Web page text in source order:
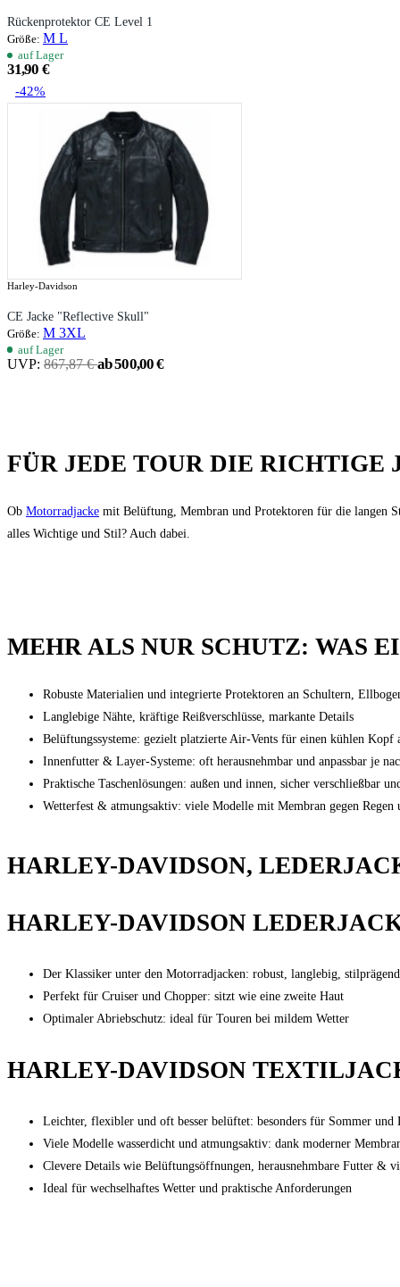
Rückenprotektor CE Level 1
Größe: M L
auf Lager
31,90 €
-42%
Harley-Davidson
CE Jacke "Reflective Skull"
Größe: M 3XL
auf Lager
UVP: 867,87 € ab 500,00 €
FÜR JEDE TOUR DIE RICHTIGE
Ob Motorradjacke mit Belüftung, Membran und Protektoren für die langen
alles Wichtige und Stil? Auch dabei.
MEHR ALS NUR SCHUTZ: WAS
Robuste Materialien und integrierte Protektoren an Schultern,
Langlebige Nähte, kräftige Reißverschlüsse, markante Details
Belüftungssysteme: gezielt platzierte Air-Vents für einen kühlen Kopf
Innenfutter & Layer-Systeme: oft herausnehmbar und anpassbar je
Praktische Taschenlösungen: außen und innen, sicher verschließbar
Wetterfest & atmungsaktiv: viele Modelle mit Membran gegen Regen
HARLEY-DAVIDSON,
HARLEY-DAVIDSON
Der Klassiker unter den Motorradjacken: robust, langlebig, stilprägend
Perfekt für Cruiser und Chopper: sitzt wie eine zweite Haut
Optimaler Abriebschutz: ideal für Touren bei mildem Wetter
HARLEY-DAVIDSON
Leichter, flexibler und oft besser belüftet: besonders für Sommer und
Viele Modelle wasserdicht und atmungsaktiv: dank moderner
Clevere Details wie Belüftungsöffnungen, herausnehmbare Futter &
Ideal für wechselhaftes Wetter und praktische Anforderungen